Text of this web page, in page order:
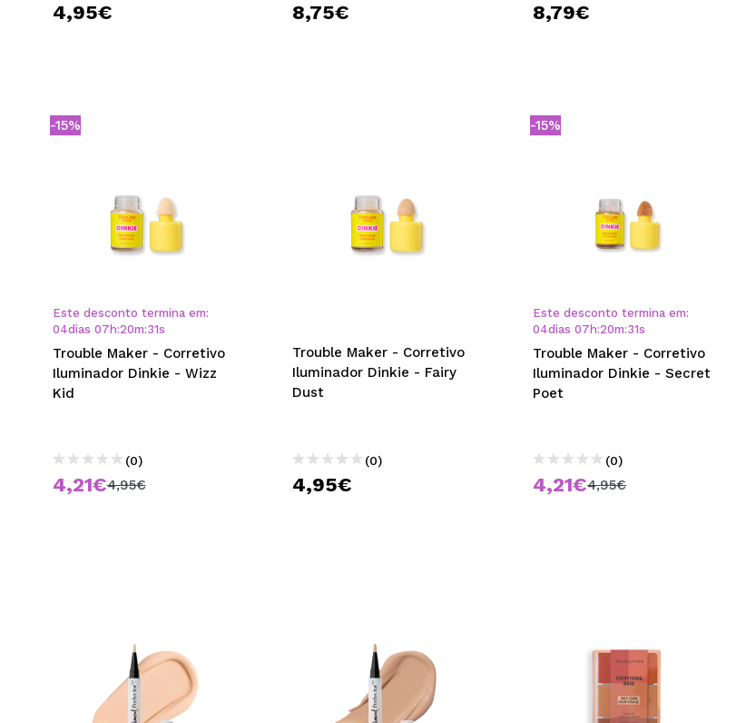
4,95€ 8,75€ 8,79€
-15%
Este desconto termina em:
04dias 07 h:20m:30s
Trouble Maker - Corretivo
Iluminador Dinkie - Wizz
Kid
(0)
4,21€4,95€
Trouble Maker - Corretivo
Iluminador Dinkie - Fairy
Dust
(0)
4,95€
-15%
Este desconto termina em:
04dias 07 h:20m:30s
Trouble Maker - Corretivo
Iluminador Dinkie - Secret
Poet
(0)
4,21€4,95€